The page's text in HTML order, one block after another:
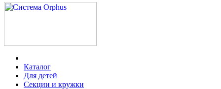
Каталог
Для детей
Секции и кружки